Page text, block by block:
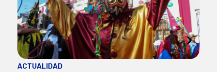
ACTUALIDAD